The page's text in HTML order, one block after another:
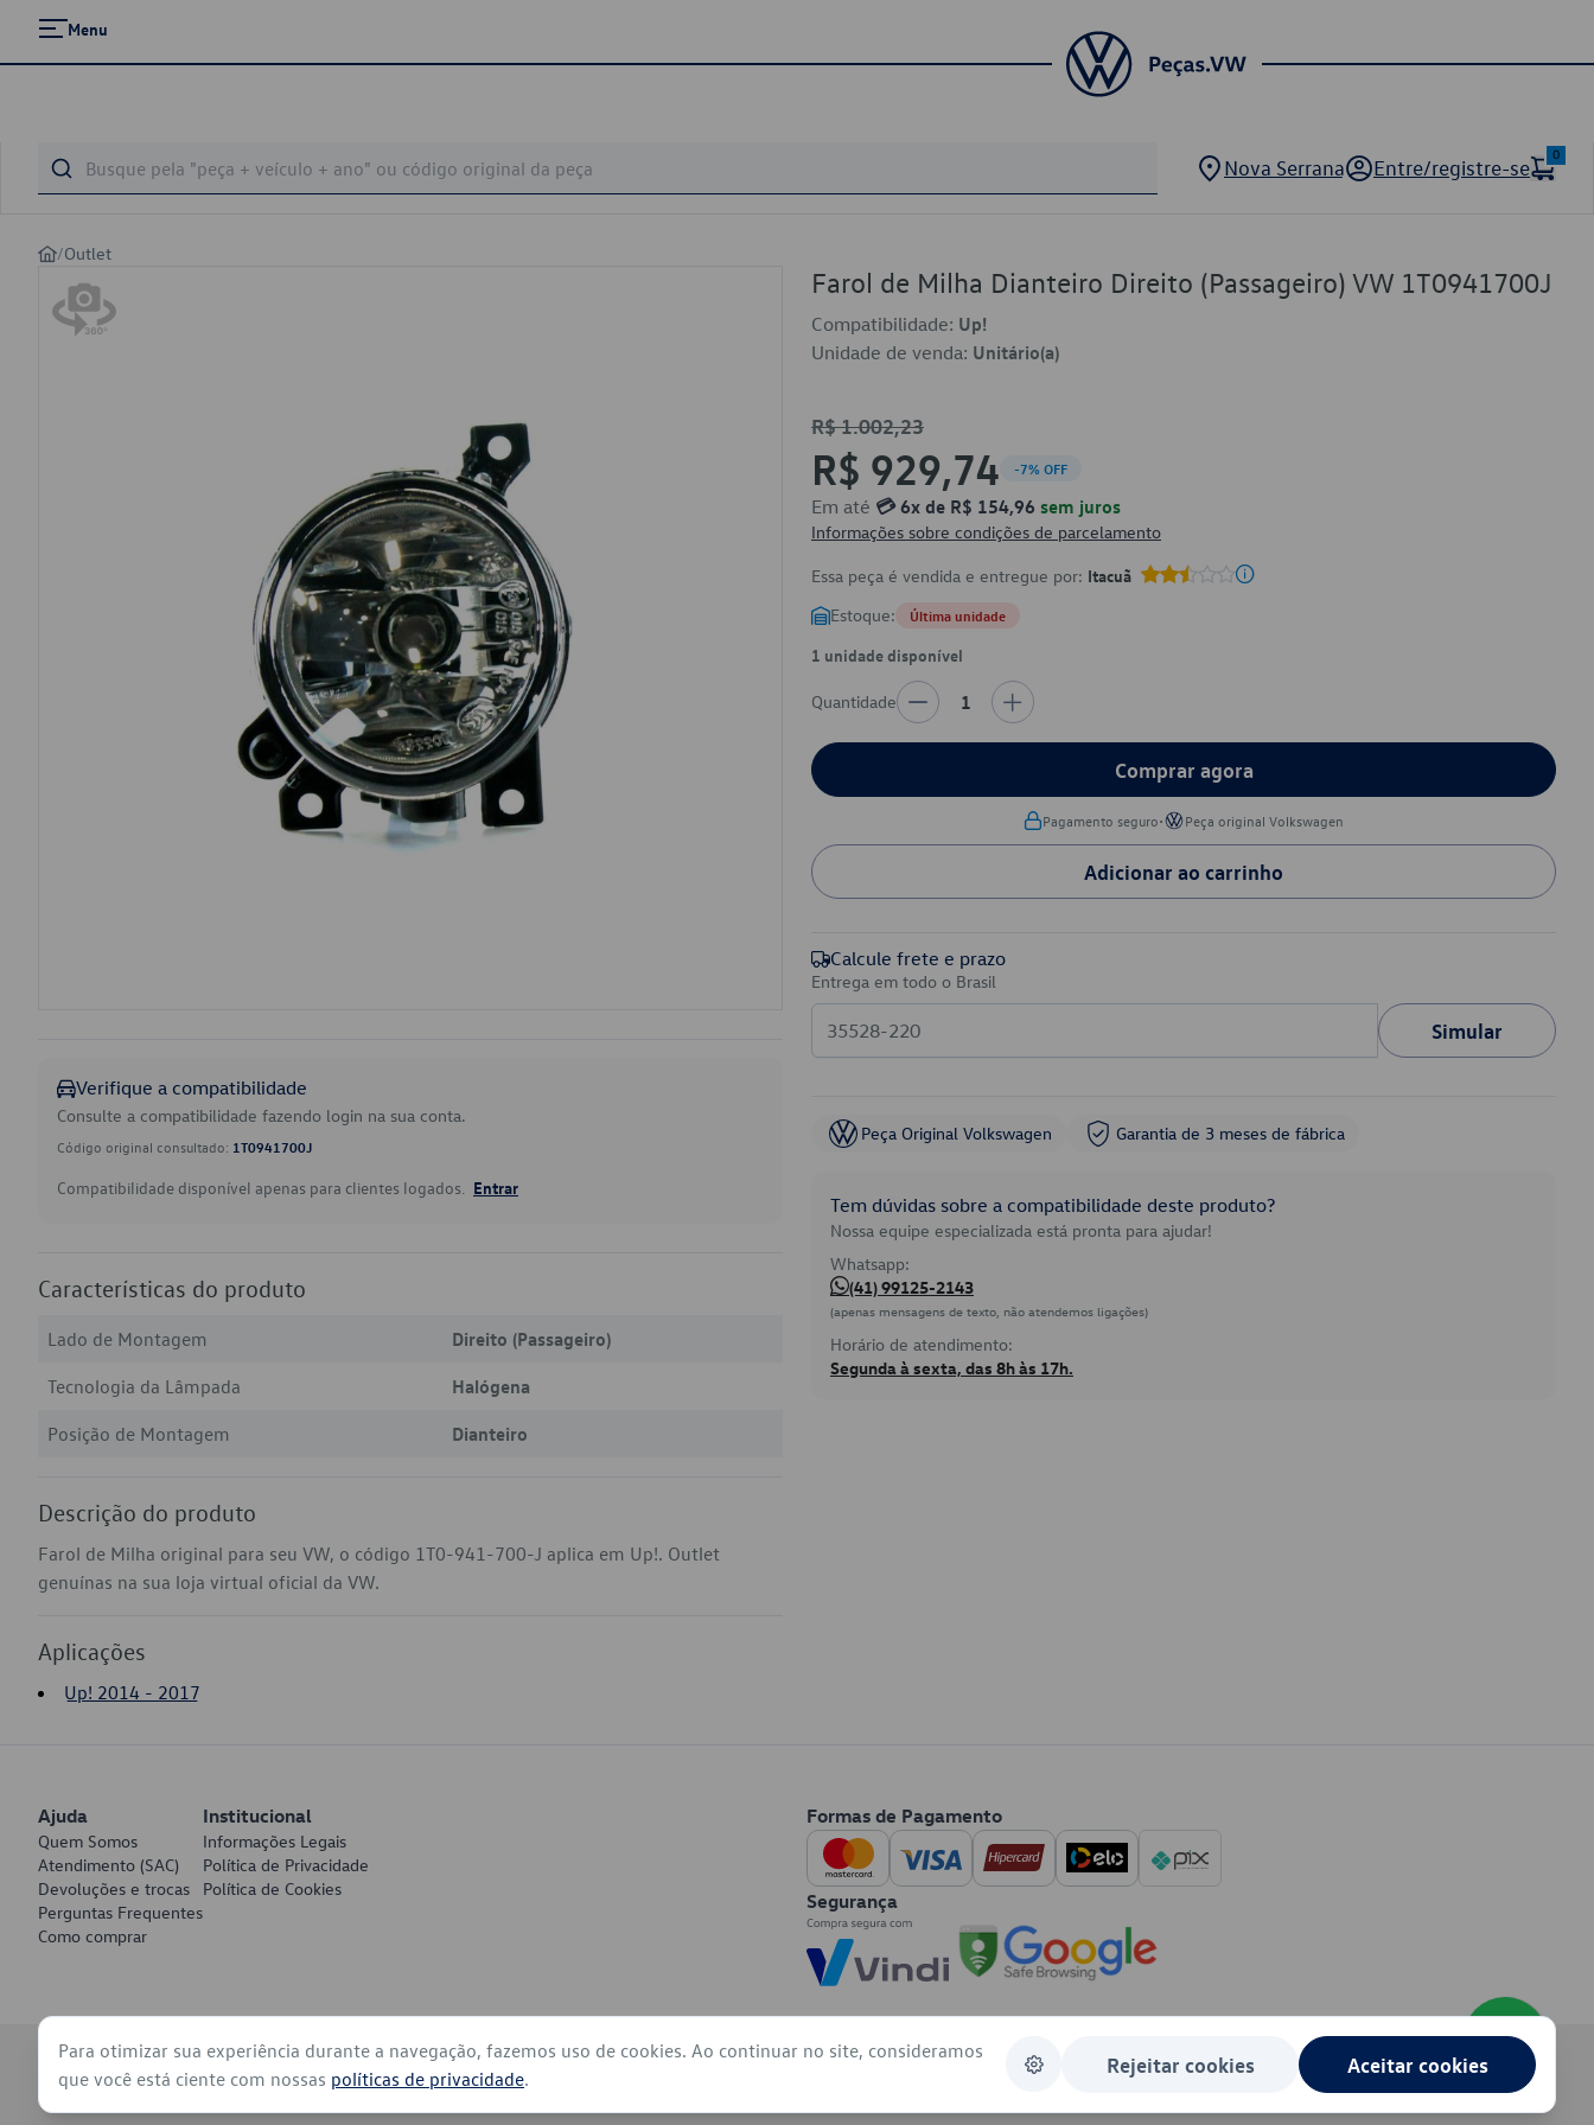
Menu
Nova Serrana Entre/registre-se
0
/Outlet
Verifique a compatibilidade
Consulte a compatibilidade fazendo login na sua conta.
Código original consultado: 1T0941700J
Compatibilidade disponível apenas para clientes logados. Entrar
Características do produto
Lado de Montagem
Direito (Passageiro)
Tecnologia da Lâmpada
Halógena
Posição de Montagem
Dianteiro
Descrição do produto
Farol de Milha original para seu VW, o código 1T0-941-700-J aplica em Up!. Outlet
genuínas na sua loja virtual oficial da VW.
Aplicações
Up! 2014 - 2017
Farol de Milha Dianteiro Direito (Passageiro) VW 1T0941700J
Compatibilidade: Up!
Unidade de venda: Unitário(a)
R$ 1.002,23
R$ 929,74 -7% OFF
Em até 💳 6x de R$ 154,96 sem juros
Informações sobre condições de parcelamento
Essa peça é vendida e entregue por: Itacuã
Estoque: Última unidade
1 unidade disponível
Quantidade 1
Comprar agora
Pagamento seguro• Peça original Volkswagen
Adicionar ao carrinho
Calcule frete e prazo
Entrega em todo o Brasil
Simular
Peça Original Volkswagen Garantia de 3 meses de fábrica
Tem dúvidas sobre a compatibilidade deste produto?
Nossa equipe especializada está pronta para ajudar!
Whatsapp:
(41) 99125-2143
(apenas mensagens de texto, não atendemos ligações)
Horário de atendimento:
Segunda à sexta, das 8h às 17h.
Ajuda
Quem Somos
Atendimento (SAC)
Devoluções e trocas
Perguntas Frequentes
Como comprar
Institucional
Informações Legais
Política de Privacidade
Política de Cookies
Formas de Pagamento
Segurança
© 2026 - Volkswagen do Brasil - Todos os direitos reservados
Para otimizar sua experiência durante a navegação, fazemos uso de cookies. Ao continuar no site, consideramos
que você está ciente com nossas políticas de privacidade.
Rejeitar cookies Aceitar cookies